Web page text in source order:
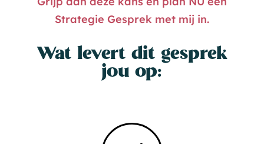
Strategie Gesprek met mij in.
Wat levert dit gesprek
jou op: